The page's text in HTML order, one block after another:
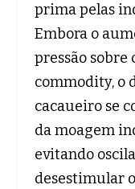
prima pelas
Embora o
pressão sobre
commodity, o
cacaueiro se
da moagem
evitando
desestimular